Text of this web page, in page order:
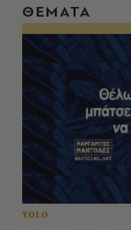
ΘΕΜΑΤΑ
YOLO